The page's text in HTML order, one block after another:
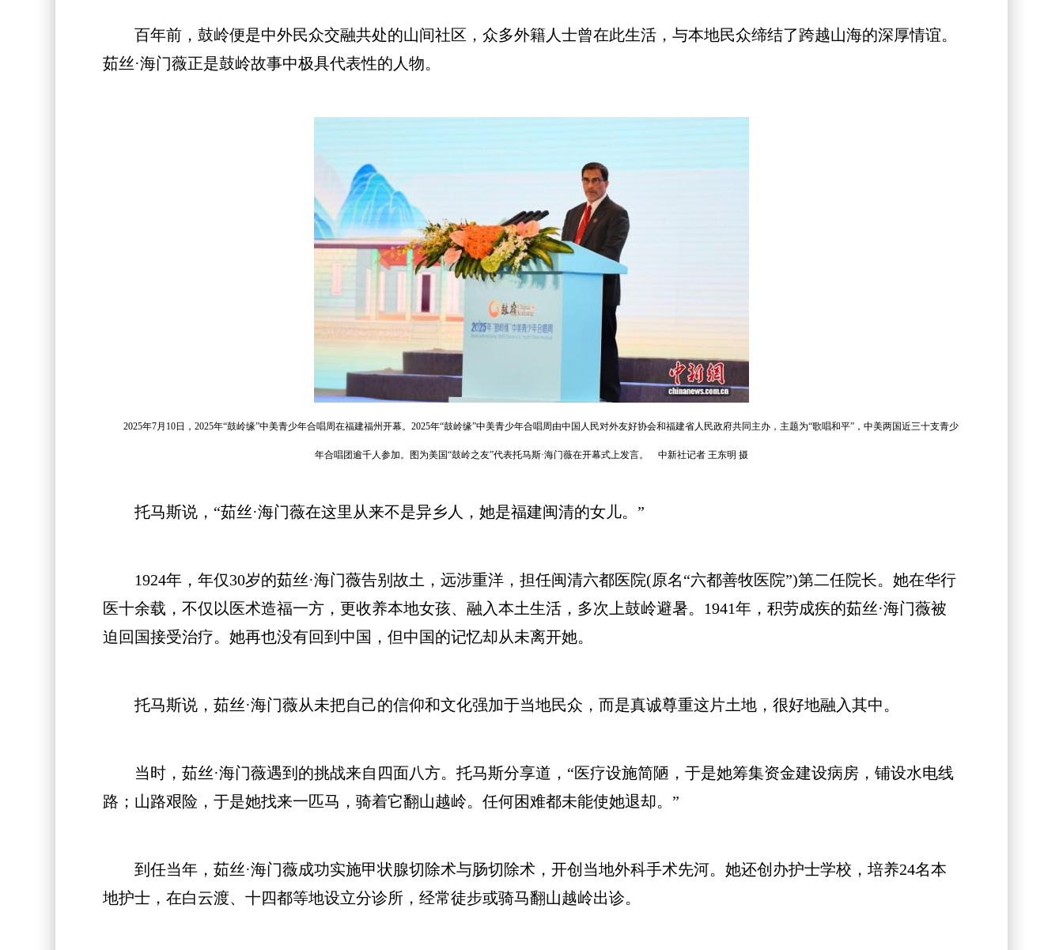
百年前，鼓岭便是中外民众交融共处的山间社区，众多外籍人士曾在此生活，与本地民众缔结了跨越山海的深厚情谊。
茹丝·海门薇正是鼓岭故事中极具代表性的人物。
2025年7月10日，2025年“鼓岭缘”中美青少年合唱周在福建福州开幕。2025年“鼓岭缘”中美青少年合唱周由中国人民对外友好协会和福建省人民政府共同主办，主题为“歌唱和平”，中美两国近三十支青少
年合唱团逾千人参加。图为美国“鼓岭之友”代表托马斯·海门薇在开幕式上发言。 中新社记者 王东明 摄
托马斯说，“茹丝·海门薇在这里从来不是异乡人，她是福建闽清的女儿。”
1924年，年仅30岁的茹丝·海门薇告别故土，远涉重洋，担任闽清六都医院(原名“六都善牧医院”)第二任院长。她在华行
医十余载，不仅以医术造福一方，更收养本地女孩、融入本土生活，多次上鼓岭避暑。1941年，积劳成疾的茹丝·海门薇被
迫回国接受治疗。她再也没有回到中国，但中国的记忆却从未离开她。
托马斯说，茹丝·海门薇从未把自己的信仰和文化强加于当地民众，而是真诚尊重这片土地，很好地融入其中。
当时，茹丝·海门薇遇到的挑战来自四面八方。托马斯分享道，“医疗设施简陋，于是她筹集资金建设病房，铺设水电线
路；山路艰险，于是她找来一匹马，骑着它翻山越岭。任何困难都未能使她退却。”
到任当年，茹丝·海门薇成功实施甲状腺切除术与肠切除术，开创当地外科手术先河。她还创办护士学校，培养24名本
地护士，在白云渡、十四都等地设立分诊所，经常徒步或骑马翻山越岭出诊。